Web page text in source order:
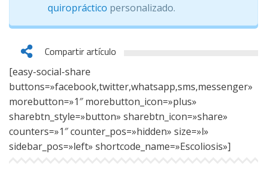
quiropráctico personalizado.
Compartir artículo
[easy-social-share
buttons=»facebook,twitter,whatsapp,sms,messenger»
morebutton=»1″ morebutton_icon=»plus»
sharebtn_style=»button» sharebtn_icon=»share»
counters=»1″ counter_pos=»hidden» size=»l»
sidebar_pos=»left» shortcode_name=»Escoliosis»]